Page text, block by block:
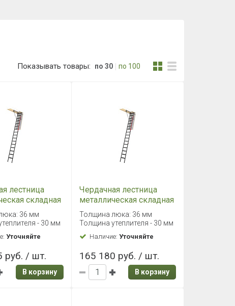
Показывать товары: по 30 по 100
лестница
складная
60х144/366
36 мм
- 30 мм
Уточняйте
руб. / шт.
В корзину
Чердачная лестница
металлическая складная
Fakro LMP 70х144/366
Толщина люка: 36 мм
Толщина утеплителя - 30 мм
Наличие: Уточняйте
165 180 руб. / шт.
В корзину